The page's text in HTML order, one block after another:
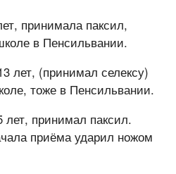
принимала паксил,
в Пенсильвании.
лет, (принимал селексу)
тоже в Пенсильвании.
принимал паксил.
приёма ударил ножом